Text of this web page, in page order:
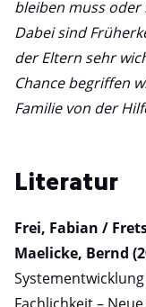
bleiben muss oder
Dabei sind
der Eltern sehr
Chance begriffen
Familie von der
Literatur
Frei, Fabian /
Maelicke, Bernd